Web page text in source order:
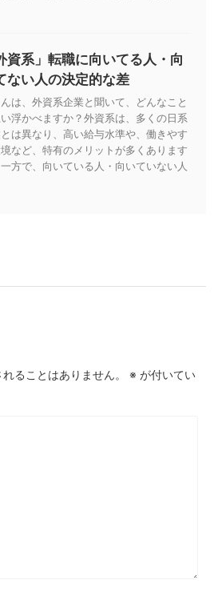
資系」転職に向いてる人・向
ない人の決定的な差
は、外資系企業と聞いて、どんなこと
浮かべますか？外資系は、多くの日系
は異なり、高い給与水準や、働きやす
など、特有のメリットが多くあります
方で、向いている人・向いていない人
ることはありません。 ※ が付いてい